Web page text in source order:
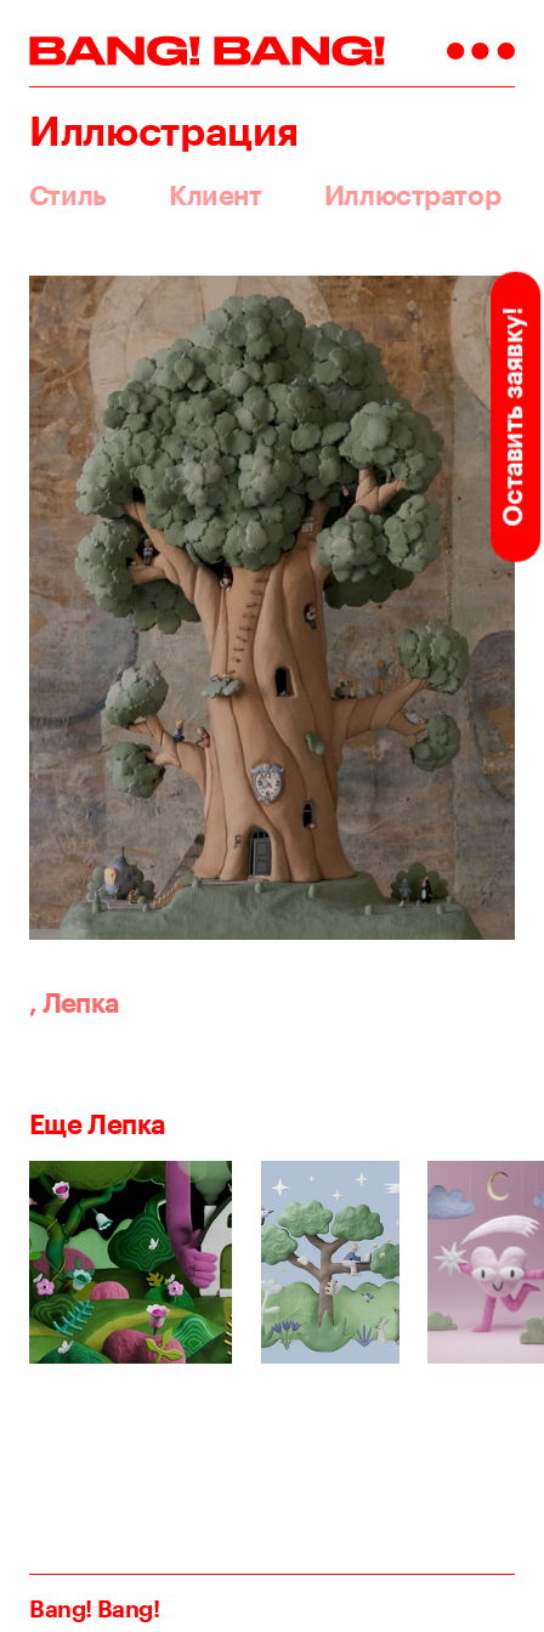
Иллюстрация
Стиль Клиент Иллюстратор
Оставить заявку!
, Лепка
Еще Лепка
Bang! Bang!